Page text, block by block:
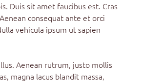
Duis sit amet faucibus est. Cras
consequat ante et orci
vehicula ipsum ut sapien
Aenean rutrum, justo mollis
magna lacus blandit massa,